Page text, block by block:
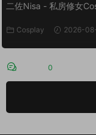
二佐Nisa - 私房修女
Cosplay 2026-
0